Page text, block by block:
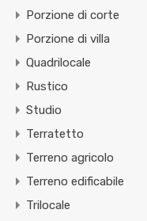
Porzione di corte
Porzione di villa
Quadrilocale
Rustico
Studio
Terratetto
Terreno agricolo
Terreno edificabile
Trilocale